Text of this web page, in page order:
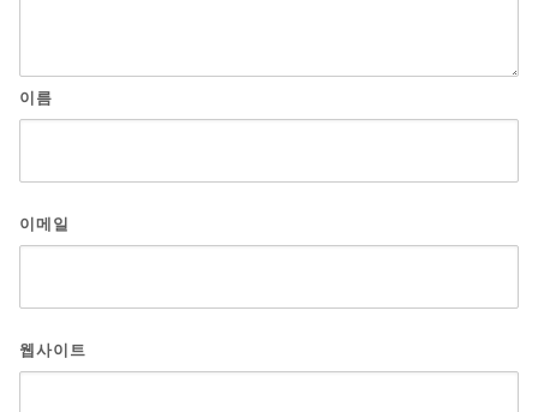
이름
이메일
웹사이트